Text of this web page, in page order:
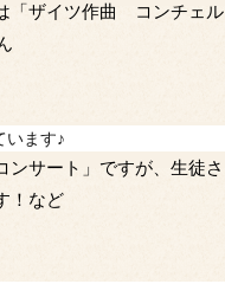
「ザイツ作曲 コンチェル
います♪
ンサート」ですが、生徒さ
！など